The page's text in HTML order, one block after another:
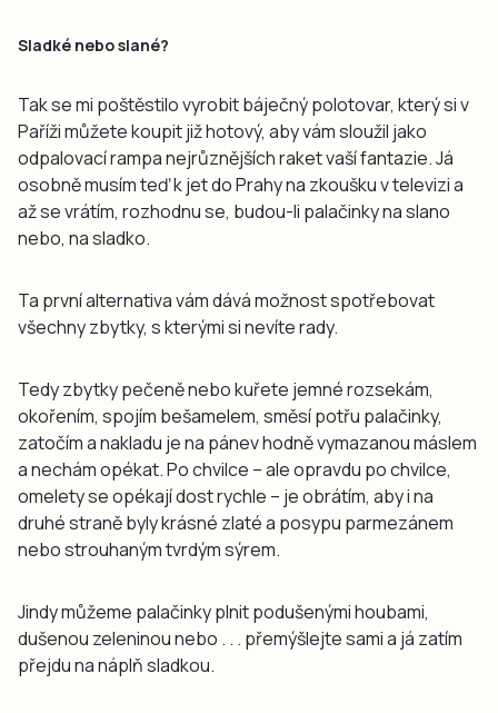
Sladké nebo slané?
Tak se mi poštěstilo vyrobit báječný polotovar, který si v
Paříži můžete koupit již hotový, aby vám sloužil jako
odpalovací rampa nejrůznějších raket vaší fantazie. Já
osobně musím teď k jet do Prahy na zkoušku v televizi a
až se vrátím, rozhodnu se, budou-li palačinky na slano
nebo, na sladko.
Ta první alternativa vám dává možnost spotřebovat
všechny zbytky, s kterými si nevíte rady.
Tedy zbytky pečeně nebo kuřete jemné rozsekám,
okořením, spojím bešamelem, směsí potřu palačinky,
zatočím a nakladu je na pánev hodně vymazanou máslem
a nechám opékat. Po chvilce – ale opravdu po chvilce,
omelety se opékají dost rychle – je obrátím, aby i na
druhé straně byly krásné zlaté a posypu parmezánem
nebo strouhaným tvrdým sýrem.
Jindy můžeme palačinky plnit podušenými houbami,
dušenou zeleninou nebo . . . přemýšlejte sami a já zatím
přejdu na náplň sladkou.